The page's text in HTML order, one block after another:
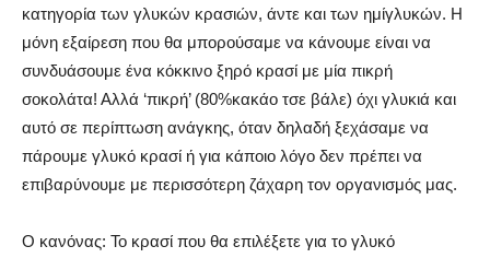
κατηγορία των γλυκών κρασιών, άντε και των ημίγλυκών. Η
μόνη εξαίρεση που θα μπορούσαμε να κάνουμε είναι να
συνδυάσουμε ένα κόκκινο ξηρό κρασί με μία πικρή
σοκολάτα! Αλλά ‘πικρή’ (80%κακάο τσε βάλε) όχι γλυκιά και
αυτό σε περίπτωση ανάγκης, όταν δηλαδή ξεχάσαμε να
πάρουμε γλυκό κρασί ή για κάποιο λόγο δεν πρέπει να
επιβαρύνουμε με περισσότερη ζάχαρη τον οργανισμός μας.
Ο κανόνας: Το κρασί που θα επιλέξετε για το γλυκό